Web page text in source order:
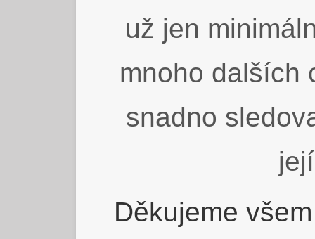
už jen
mnoho dalších
snadno
Děkujeme